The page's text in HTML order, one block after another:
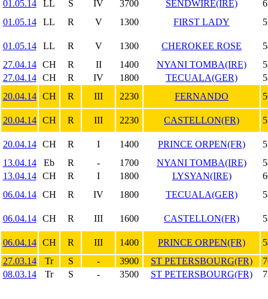
01.05.14
LL S IV 3700 SENDWIRE(IRE)
01.05.14
LL R V 1300 FIRST LADY
01.05.14 LL R V 1300 CHEROKEE ROSE
27.04.14
CH R II 1400 NYANI TOMBA(IRE)
27.04.14
CH R IV 1800 TECUALA(GER)
20.04.14
CH R III 2230 FERNANDO
20.04.14 CH R III 2230 CASTELLON(FR)
20.04.14 CH R I 1400 PRINCE ORPEN(FR)
13.04.14
Eb R - 1700 NYANI TOMBA(IRE)
13.04.14
CH R I 1800 LYSYAN(IRE)
06.04.14
CH R IV 1800 TECUALA(GER)
06.04.14 CH R III 1600 CASTELLON(FR)
06.04.14 CH R III 1400 PRINCE ORPEN(FR)
27.03.14
Tr S - 3900 ST PETERSBOURG(FR)
08.03.14
Tr S - 3500 ST PETERSBOURG(FR)